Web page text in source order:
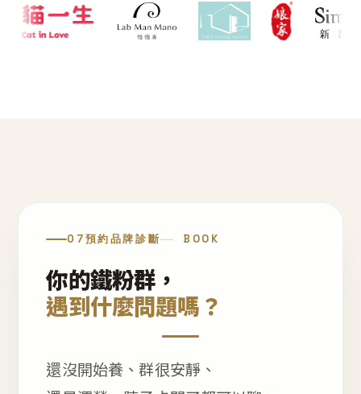
07預約品牌診斷 BOOK
你的鐵粉群，
遇到什麼問題嗎？
還沒開始養、群很安靜、